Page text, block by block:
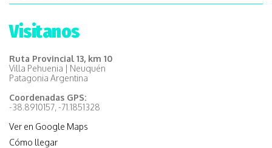
Visitanos
Ruta Provincial 13, km 10
Villa Pehuenia | Neuquén
Patagonia Argentina
Coordenadas GPS:
-38.8910157, -71.1851328
Ver en Google Maps
Cómo llegar